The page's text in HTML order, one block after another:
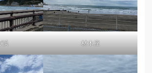
浜 材木座